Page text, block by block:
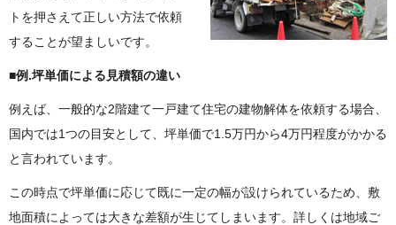
トを押さえて正しい方法で依頼
することが望ましいです。
■例.坪単価による見積額の違い
例えば、一般的な2階建て一戸建て住宅の建物解体を依頼する場合、
国内では1つの目安として、坪単価で1.5万円から4万円程度がかかる
と言われています。
この時点で坪単価に応じて既に一定の幅が設けられているため、敷
地面積によっては大きな差額が生じてしまいます。詳しくは地域ご